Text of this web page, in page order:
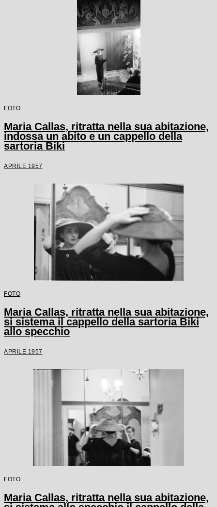
FOTO
Maria Callas, ritratta nella sua abitazione,
indossa un abito e un cappello della
sartoria Biki
APRILE 1957
FOTO
Maria Callas, ritratta nella sua abitazione,
si sistema il cappello della sartoria Biki
allo specchio
APRILE 1957
FOTO
Maria Callas, ritratta nella sua abitazione,